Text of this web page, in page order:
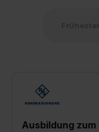
Ausbildung